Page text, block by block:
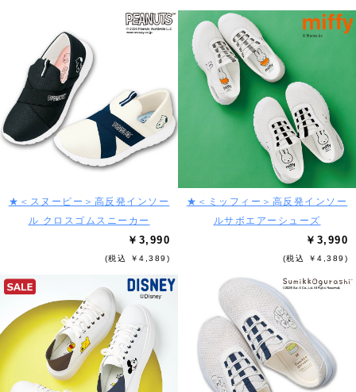
★＜スヌーピー＞高反発インソー
ル クロスゴムスニーカー
￥3,990
(税込 ￥4,389)
★＜ミッフィー＞高反発インソー
ルサボエアーシューズ
￥3,990
(税込 ￥4,389)